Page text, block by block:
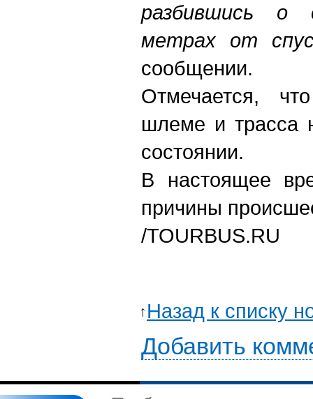
разбившись о
метрах от
сообщении.
Отмечается,
шлеме и трасса
состоянии.
В настоящее
причины
/TOURBUS.RU
Назад к списку
Добавить